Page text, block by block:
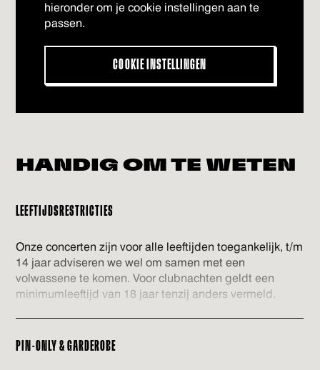
hieronder om je cookie instellingen aan te
passen.
COOKIE INSTELLINGEN
HANDIG OMTE WETEN
LEEFTIJDSRESTRICTIES
Onze concerten zijn voor alle leeftijden toegankelijk, t/m
14 jaar adviseren we wel om samen met een
volwassene te komen. Voor clubnachten geldt een
minimumleeftijd van 18 jaar tenzij anders vermeld.
PIN-ONLY & GARDEROBE